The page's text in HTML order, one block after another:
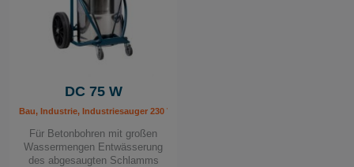
DC 75 W
Bau, Industrie, Industriesauger 230 V, Mobile Absauggeräte, Sanitär / Heizung /
Für Betonbohren mit großen
Wassermengen Entwässerung
des abgesaugten Schlamms